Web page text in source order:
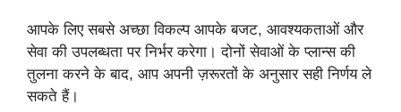
आपके लिए सबसे अच्छा विकल्प आपके बजट, आवश्यकताओं और
सेवा की उपलब्धता पर निर्भर करेगा। दोनों सेवाओं के प्लान्स की
तुलना करने के बाद, आप अपनी ज़रूरतों के अनुसार सही निर्णय ले
सकते हैं।